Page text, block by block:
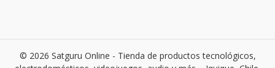
© 2026 Satguru Online - Tienda de productos tecnológicos,